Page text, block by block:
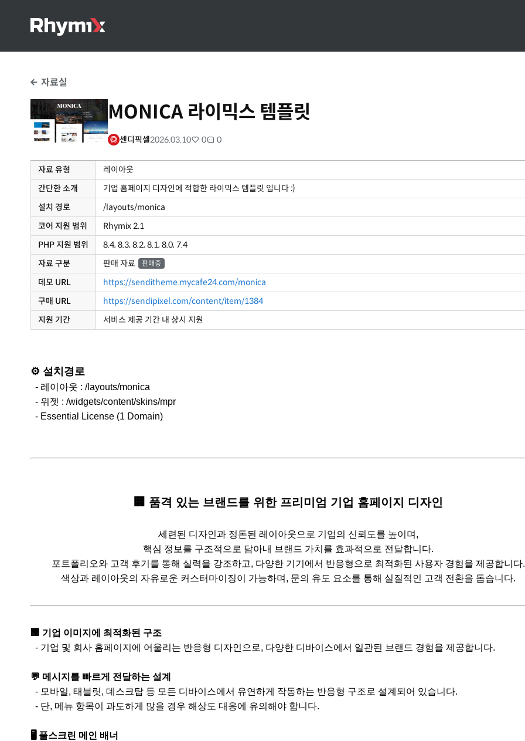
자료실
MONICA 라이믹스 템플릿
센디픽셀2026.03.10 0 0
자료 유형
레이아웃
간단한 소개
기업 홈페이지 디자인에 적합한 라이믹스 템플릿 입니다 :)
설치 경로
/layouts/monica
코어 지원 범위
Rhymix 2.1
PHP 지원 범위
8.4, 8.3, 8.2, 8.1, 8.0, 7.4
자료 구분
판매 자료 판매중
데모 URL
https://senditheme.mycafe24.com/monica
구매 URL
https://sendipixel.com/content/item/1384
지원 기간
서비스 제공 기간 내 상시 지원
⚙️ 설치경로
- 레이아웃 : /layouts/monica
- 위젯 : /widgets/content/skins/mpr
- Essential License (1 Domain)
🏢 품격 있는 브랜드를 위한 프리미엄 기업 홈페이지 디자인
세련된 디자인과 정돈된 레이아웃으로 기업의 신뢰도를 높이며,
핵심 정보를 구조적으로 담아내 브랜드 가치를 효과적으로 전달합니다.
포트폴리오와 고객 후기를 통해 실력을 강조하고, 다양한 기기에서 반응형으로 최적화된 사용자 경험을 제공합니다.
색상과 레이아웃의 자유로운 커스터마이징이 가능하며, 문의 유도 요소를 통해 실질적인 고객 전환을 돕습니다.
🏢 기업 이미지에 최적화된 구조
- 기업 및 회사 홈페이지에 어울리는 반응형 디자인으로, 다양한 디바이스에서 일관된 브랜드 경험을 제공합니다.
💬 메시지를 빠르게 전달하는 설계
- 모바일, 태블릿, 데스크탑 등 모든 디바이스에서 유연하게 작동하는 반응형 구조로 설계되어 있습니다.
- 단, 메뉴 항목이 과도하게 많을 경우 해상도 대응에 유의해야 합니다.
🖥️ 풀스크린 메인 배너